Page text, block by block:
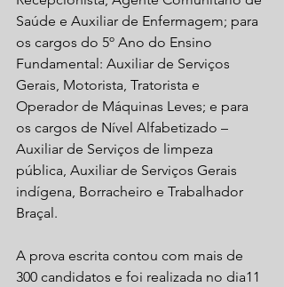
Saúde e Auxiliar de Enfermagem; para
os cargos do 5º Ano do Ensino
Fundamental: Auxiliar de Serviços
Gerais, Motorista, Tratorista e
Operador de Máquinas Leves; e para
os cargos de Nível Alfabetizado –
Auxiliar de Serviços de limpeza
pública, Auxiliar de Serviços Gerais
indígena, Borracheiro e Trabalhador
Braçal.
A prova escrita contou com mais de
300 candidatos e foi realizada no dia11